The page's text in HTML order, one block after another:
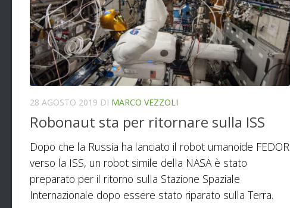
28 AGOSTO 2019 DI MARCO VEZZOLI
Robonaut sta per ritornare sulla ISS
Dopo che la Russia ha lanciato il robot umanoide FEDOR
verso la ISS, un robot simile della NASA è stato
preparato per il ritorno sulla Stazione Spaziale
Internazionale dopo essere stato riparato sulla Terra.